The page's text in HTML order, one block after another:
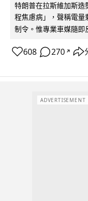
特朗普在拉斯維加斯造
程焦慮病」，聲稱電
制令。惟專業車媒隨即
608 270 ↗
ADVERTISEMENT